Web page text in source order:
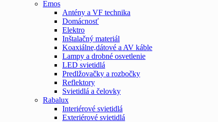
Emos
Antény a VF technika
Domácnosť
Elektro
Inštalačný materiál
Koaxiálne,dátové a AV káble
Lampy a drobné osvetlenie
LED svietidlá
Predlžovačky a rozbočky
Reflektory
Svietidlá a čelovky
Rabalux
Interiérové svietidlá
Exteriérové svietidlá